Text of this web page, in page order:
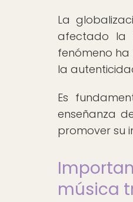
La
afectado la
fenómeno
la
Es
enseñanza
promover su
música